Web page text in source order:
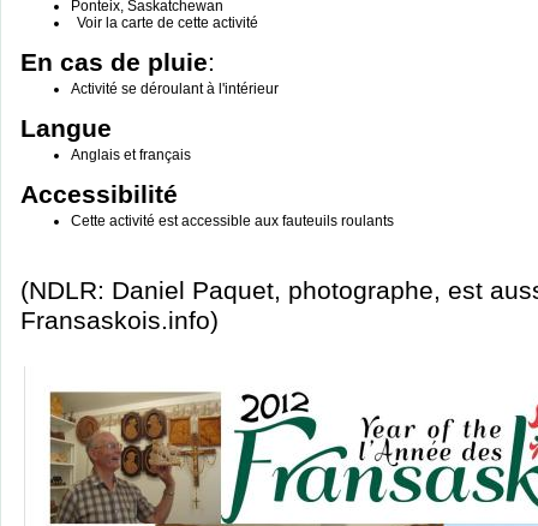
Ponteix, Saskatchewan
Voir la carte de cette activité
En cas de pluie:
Activité se déroulant à l'intérieur
Langue
Anglais et français
Accessibilité
Cette activité est accessible aux fauteuils roulants
(NDLR: Daniel Paquet, photographe, est
Fransaskois.info)